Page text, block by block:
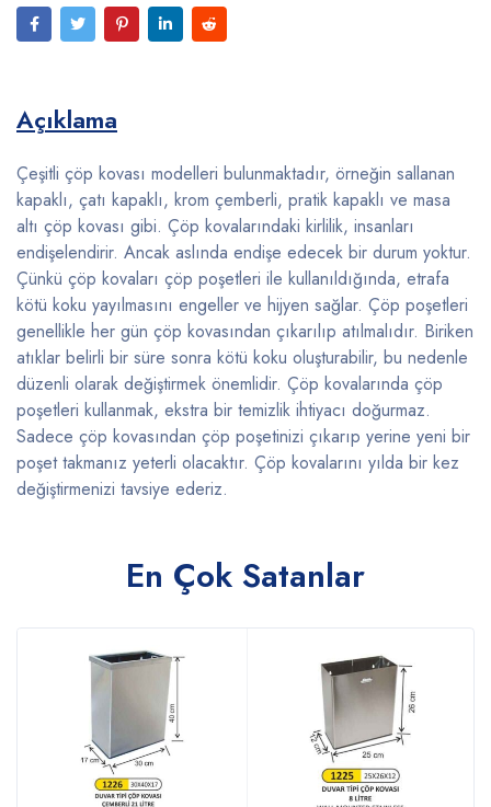
Açıklama
Çeşitli çöp kovası modelleri bulunmaktadır, örneğin sallanan
kapaklı, çatı kapaklı, krom çemberli, pratik kapaklı ve masa
altı çöp kovası gibi. Çöp kovalarındaki kirlilik, insanları
endişelendirir. Ancak aslında endişe edecek bir durum yoktur.
Çünkü çöp kovaları çöp poşetleri ile kullanıldığında, etrafa
kötü koku yayılmasını engeller ve hijyen sağlar. Çöp poşetleri
genellikle her gün çöp kovasından çıkarılıp atılmalıdır. Biriken
atıklar belirli bir süre sonra kötü koku oluşturabilir, bu nedenle
düzenli olarak değiştirmek önemlidir. Çöp kovalarında çöp
poşetleri kullanmak, ekstra bir temizlik ihtiyacı doğurmaz.
Sadece çöp kovasından çöp poşetinizi çıkarıp yerine yeni bir
poşet takmanız yeterli olacaktır. Çöp kovalarını yılda bir kez
değiştirmenizi tavsiye ederiz.
En Çok Satanlar